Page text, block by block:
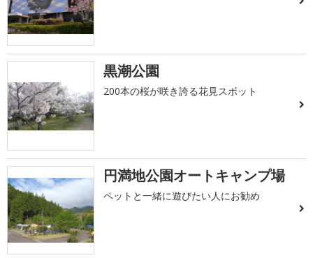
黒潮公園
200本の桜が咲き誇る花見スポット
円満地公園オートキャンプ場
ペットと一緒に遊びたい人にお勧め